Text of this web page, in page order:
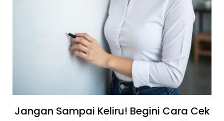
Jangan Sampai Keliru! Begini Cara Cek